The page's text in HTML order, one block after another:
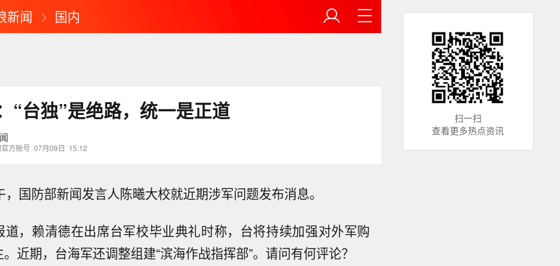
新闻 国内
“台独”是绝路，统一是正道
方账号 07月09日 15:12
，国防部新闻发言人陈曦大校就近期涉军问题发布消息。
道，赖清德在出席台军校毕业典礼时称，台将持续加强对外军购
近期，台海军还调整组建“滨海作战指挥部”。请问有何评论？
扫一扫
查看更多热点资讯